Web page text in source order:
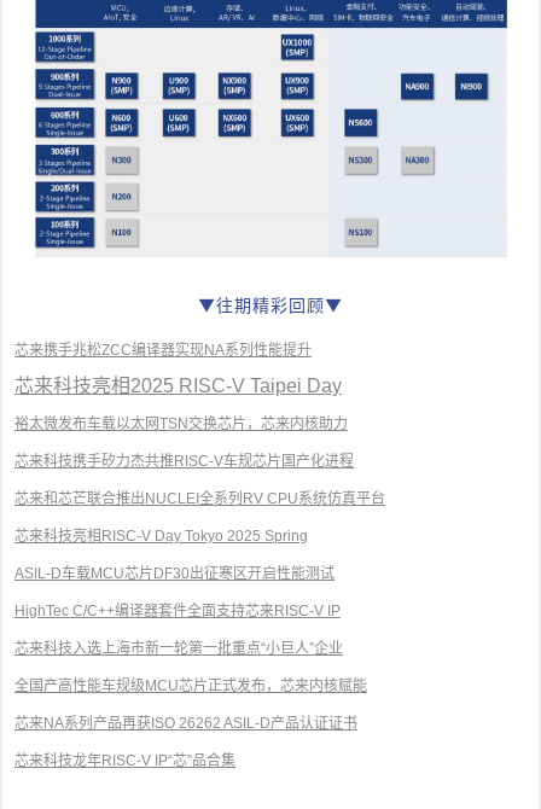
▼往期精彩回顾▼
芯来携手兆松ZCC编译器实现NA系列性能提升
芯来科技亮相2025 RISC-V Taipei Day
裕太微发布车载以太网TSN交换芯片，芯来内核助力
芯来科技携手矽力杰共推RISC-V车规芯片国产化进程
芯来和芯芒联合推出NUCLEI全系列RV CPU系统仿真平台
芯来科技亮相RISC-V Day Tokyo 2025 Spring
ASIL-D车载MCU芯片DF30出征寒区开启性能测试
HighTec C/C++编译器套件全面支持芯来RISC-V IP
芯来科技入选上海市新一轮第一批重点“小巨人”企业
全国产高性能车规级MCU芯片正式发布，芯来内核赋能
芯来NA系列产品再获ISO 26262 ASIL-D产品认证证书
芯来科技龙年RISC-V IP“芯”品合集